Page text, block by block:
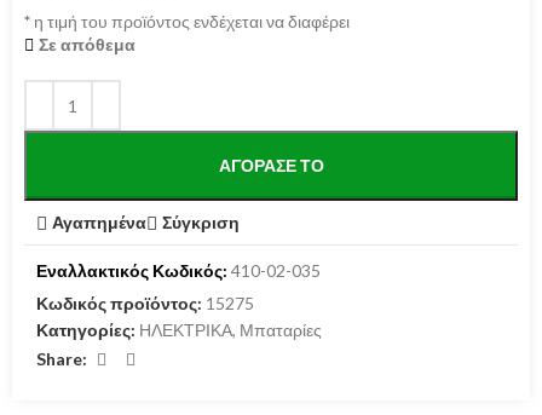
*η τιμή του προϊόντος ενδέχεται να διαφέρει
Σε απόθεμα
ΑΓΌΡΑΣΕ ΤΟ
Αγαπημένα Σύγκριση
Εναλλακτικός Κωδικός: 410-02-035
Κωδικός προϊόντος: 15275
Κατηγορίες: ΗΛΕΚΤΡΙΚΑ, Μπαταρίες
Share: